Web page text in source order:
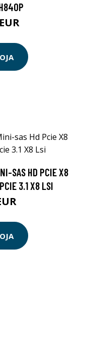
SAS HD PCIE X8
3.1 X8 LSI